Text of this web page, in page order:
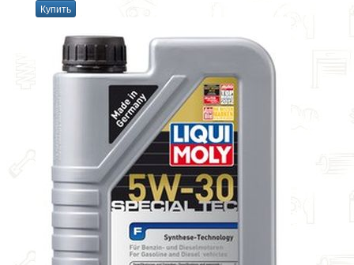
Купить